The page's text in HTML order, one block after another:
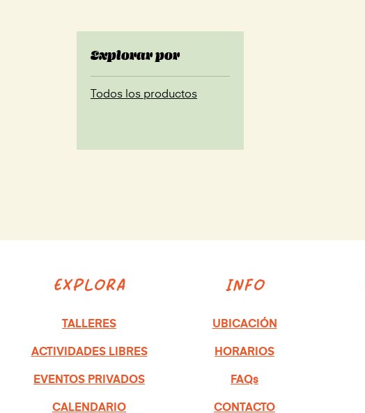
Explorar por
Todos los productos
EXPLORA INFO
TALLERES
ACTIVIDADES LIBRES
EVENTOS PRIVADOS
CALENDARIO
UBICACIÓN
HORARIOS
FAQs
CONTACTO